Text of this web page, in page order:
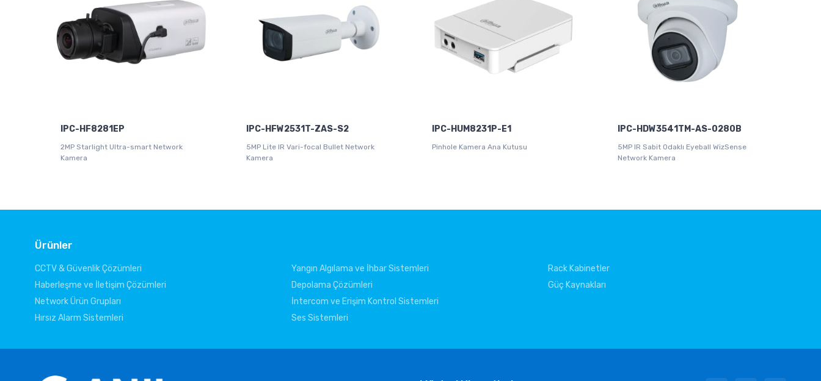
IPC-HF8281EP
2MP Starlight Ultra-smart Network
Kamera
IPC-HFW2531T-ZAS-S2
5MP Lite IR Vari-focal Bullet Network
Kamera
IPC-HUM8231P-E1
Pinhole Kamera Ana Kutusu
IPC-HDW3541TM-AS-0280B
5MP IR Sabit Odaklı Eyeball WizSense
Network Kamera
Ürünler
CCTV & Güvenlik Çözümleri
Haberleşme ve İletişim Çözümleri
Network Ürün Grupları
Hırsız Alarm Sistemleri
Yangın Algılama ve İhbar Sistemleri
Depolama Çözümleri
İntercom ve Erişim Kontrol Sistemleri
Ses Sistemleri
Rack Kabinetler
Güç Kaynakları